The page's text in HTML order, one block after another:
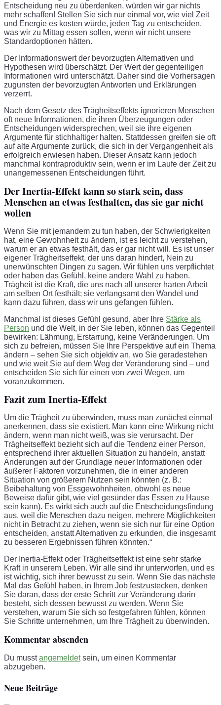
Entscheidung neu zu überdenken, würden wir gar nichts
mehr schaffen! Stellen Sie sich nur einmal vor, wie viel Zeit
und Energie es kosten würde, jeden Tag zu entscheiden,
was wir zu Mittag essen sollen, wenn wir nicht unsere
Standardoptionen hätten.
Der Informationswert der bevorzugten Alternativen und
Hypothesen wird überschätzt. Der Wert der gegenteiligen
Informationen wird unterschätzt. Daher sind die Vorhersagen
zugunsten der bevorzugten Antworten und Erklärungen
verzerrt.
Nach dem Gesetz des Trägheitseffekts ignorieren Menschen
oft neue Informationen, die ihren Überzeugungen oder
Entscheidungen widersprechen, weil sie ihre eigenen
Argumente für stichhaltiger halten. Stattdessen greifen sie oft
auf alte Argumente zurück, die sich in der Vergangenheit als
erfolgreich erwiesen haben. Dieser Ansatz kann jedoch
manchmal kontraproduktiv sein, wenn er im Laufe der Zeit zu
unangemessenen Entscheidungen führt.
Der Inertia-Effekt kann so stark sein, dass
Menschen an etwas festhalten, das sie gar nicht
wollen
Wenn Sie mit jemandem zu tun haben, der Schwierigkeiten
hat, eine Gewohnheit zu ändern, ist es leicht zu verstehen,
warum er an etwas festhält, das er gar nicht will. Es ist unser
eigener Trägheitseffekt, der uns daran hindert, Nein zu
unerwünschten Dingen zu sagen. Wir fühlen uns verpflichtet
oder haben das Gefühl, keine andere Wahl zu haben.
Trägheit ist die Kraft, die uns nach all unserer harten Arbeit
am selben Ort festhält; sie verlangsamt den Wandel und
kann dazu führen, dass wir uns gefangen fühlen.
Manchmal ist dieses Gefühl gesund, aber Ihre Stärke als
Person und die Welt, in der Sie leben, können das Gegenteil
bewirken: Lähmung, Erstarrung, keine Veränderungen. Um
sich zu befreien, müssen Sie Ihre Perspektive auf ein Thema
ändern – sehen Sie sich objektiv an, wo Sie geradestehen
und wie weit Sie auf dem Weg der Veränderung sind – und
entscheiden Sie sich für einen von zwei Wegen, um
voranzukommen.
Fazit zum Inertia-Effekt
Um die Trägheit zu überwinden, muss man zunächst einmal
anerkennen, dass sie existiert. Man kann eine Wirkung nicht
ändern, wenn man nicht weiß, was sie verursacht. Der
Trägheitseffekt bezieht sich auf die Tendenz einer Person,
entsprechend ihrer aktuellen Situation zu handeln, anstatt
Änderungen auf der Grundlage neuer Informationen oder
äußerer Faktoren vorzunehmen, die in einer anderen
Situation von größerem Nutzen sein könnten (z. B.:
Beibehaltung von Essgewohnheiten, obwohl es neue
Beweise dafür gibt, wie viel gesünder das Essen zu Hause
sein kann). Es wirkt sich auch auf die Entscheidungsfindung
aus, weil die Menschen dazu neigen, mehrere Möglichkeiten
nicht in Betracht zu ziehen, wenn sie sich nur für eine Option
entscheiden, anstatt Alternativen zu erkunden, die insgesamt
zu besseren Ergebnissen führen könnten.“
Der Inertia-Effekt oder Trägheitseffekt ist eine sehr starke
Kraft in unserem Leben. Wir alle sind ihr unterworfen, und es
ist wichtig, sich ihrer bewusst zu sein. Wenn Sie das nächste
Mal das Gefühl haben, in Ihrem Job festzustecken, denken
Sie daran, dass der erste Schritt zur Veränderung darin
besteht, sich dessen bewusst zu werden. Wenn Sie
verstehen, warum Sie sich so festgefahren fühlen, können
Sie Schritte unternehmen, um Ihre Trägheit zu überwinden.
Kommentar absenden
Du musstangemeldetsein, um einen Kommentar
abzugeben.
Neue Beiträge